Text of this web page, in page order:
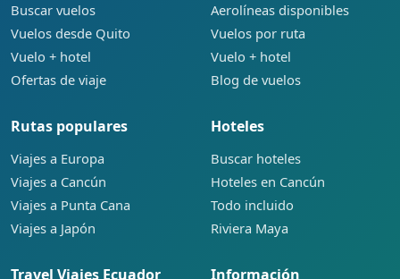
Buscar vuelos
Vuelos desde Quito
Vuelo + hotel
Ofertas de viaje
Aerolíneas disponibles
Vuelos por ruta
Vuelo + hotel
Blog de vuelos
Rutas populares
Viajes a Europa
Viajes a Cancún
Viajes a Punta Cana
Viajes a Japón
Hoteles
Buscar hoteles
Hoteles en Cancún
Todo incluido
Riviera Maya
Travel Viajes Ecuador Información